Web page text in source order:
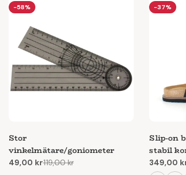
-58%
Stor
vinkelmätare/goniometer
Reapris
49,00 kr
Ordinarie119,00 kr
-37%
Slip-on
stabil
Reapris
349,00
Ordinarie